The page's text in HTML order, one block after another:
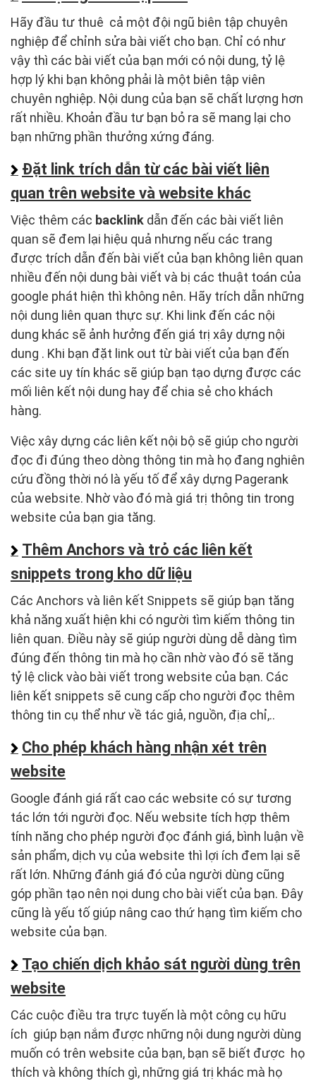
Hãy đầu tư thuê cả một đội ngũ biên tập chuyên
nghiệp để chỉnh sửa bài viết cho bạn. Chỉ có như
vậy thì các bài viết của bạn mới có nội dung, tỷ lệ
hợp lý khi bạn không phải là một biên tập viên
chuyên nghiệp. Nội dung của bạn sẽ chất lượng hơn
rất nhiều. Khoản đầu tư bạn bỏ ra sẽ mang lại cho
bạn những phần thưởng xứng đáng.
Đặt link trích dẫn từ các bài viết liên
quan trên website và website khác
Việc thêm các backlink dẫn đến các bài viết liên
quan sẽ đem lại hiệu quả nhưng nếu các trang
được trích dẫn đến bài viết của bạn không liên quan
nhiều đến nội dung bài viết và bị các thuật toán của
google phát hiện thì không nên. Hãy trích dẫn những
nội dung liên quan thực sự. Khi link đến các nội
dung khác sẽ ảnh hưởng đến giá trị xây dựng nội
dung . Khi bạn đặt link out từ bài viết của bạn đến
các site uy tín khác sẽ giúp bạn tạo dựng được các
mối liên kết nội dung hay để chia sẻ cho khách
hàng.
Việc xây dựng các liên kết nội bộ sẽ giúp cho người
đọc đi đúng theo dòng thông tin mà họ đang nghiên
cứu đồng thời nó là yếu tố để xây dựng Pagerank
của website. Nhờ vào đó mà giá trị thông tin trong
website của bạn gia tăng.
Thêm Anchors và trỏ các liên kết
snippets trong kho dữ liệu
Các Anchors và liên kết Snippets sẽ giúp bạn tăng
khả năng xuất hiện khi có người tìm kiếm thông tin
liên quan. Điều này sẽ giúp người dùng dễ dàng tìm
đúng đến thông tin mà họ cần nhờ vào đó sẽ tăng
tỷ lệ click vào bài viết trong website của bạn. Các
liên kết snippets sẽ cung cấp cho người đọc thêm
thông tin cụ thể như về tác giả, nguồn, địa chỉ,..
Cho phép khách hàng nhận xét trên
website
Google đánh giá rất cao các website có sự tương
tác lớn tới người đọc. Nếu website tích hợp thêm
tính năng cho phép người đọc đánh giá, bình luận về
sản phẩm, dịch vụ của website thì lợi ích đem lại sẽ
rất lớn. Những đánh giá đó của người dùng cũng
góp phần tạo nên nọi dung cho bài viết của bạn. Đây
cũng là yếu tố giúp nâng cao thứ hạng tìm kiếm cho
website của bạn.
Tạo chiến dịch khảo sát người dùng trên
website
Các cuộc điều tra trực tuyến là một công cụ hữu
ích giúp bạn nắm được những nội dung người dùng
muốn có trên website của bạn, bạn sẽ biết được họ
thích và không thích gì, những giá trị khác mà họ